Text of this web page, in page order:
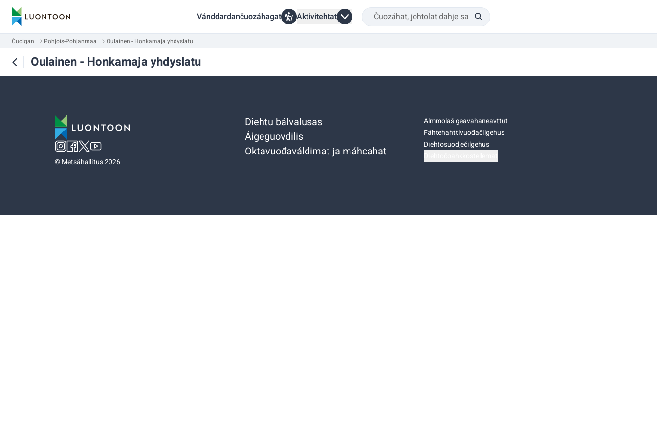
Vánddardančuozáhagat Aktivitehtat
Čuoigan Pohjois-Pohjanmaa Oulainen - Honkamaja yhdyslatu
Oulainen - Honkamaja yhdyslatu
©Metsähallitus 2026
Diehtu bálvalusas
Áigeguovdilis
Oktavuođaváldimat ja máhcahat
Almmolaš geavahaneavttut
Fáhtehahttivuođačilgehus
Diehtosuodječilgehus